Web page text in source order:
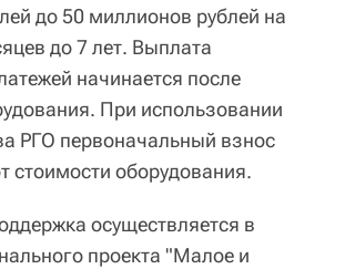
до 50 миллионов рублей на
до 7 лет. Выплата
начинается после
При использовании
РГО первоначальный взнос
стоимости оборудования.
осуществляется в
проекта "Малое и